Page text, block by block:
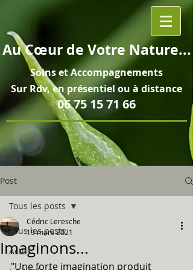
AuCœurde Votre Nature...
Soins etAccompagnements
Sur Rdv, en présentiel ou à distance
06 75 15 71 66
Post
Tous les posts
Actus
Tous les posts
Imaginons...
Cédric Leresche
19 mars 2021
"Une forte imagination produit